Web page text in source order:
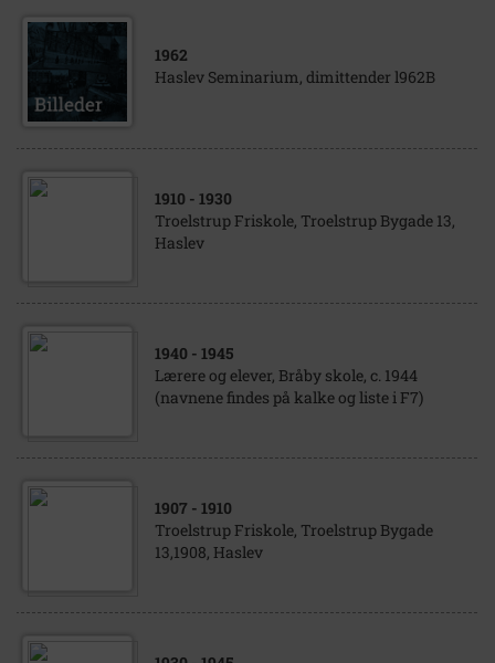
1962
Haslev Seminarium, dimittender l962B
1910 - 1930
Troelstrup Friskole, Troelstrup Bygade 13,
Haslev
1940 - 1945
Lærere og elever, Bråby skole, c. 1944
(navnene findes på kalke og liste i F7)
1907 - 1910
Troelstrup Friskole, Troelstrup Bygade
13,1908, Haslev